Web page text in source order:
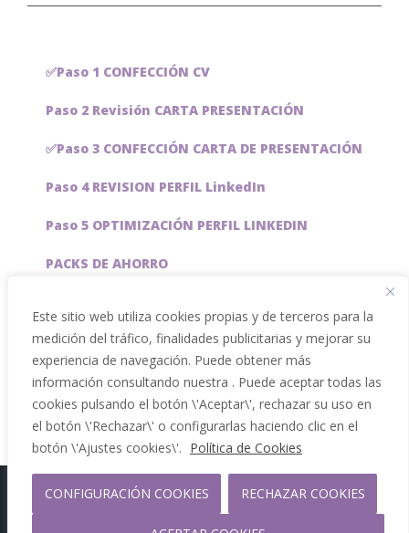
Este sitio web utiliza cookies propias y de terceros para la
medición del tráfico, finalidades publicitarias y mejorar su
experiencia de navegación. Puede obtener más
información consultando nuestra . Puede aceptar todas las
cookies pulsando el botón \'Aceptar\', rechazar su uso en
el botón \'Rechazar\' o configurarlas haciendo clic en el
botón \'Ajustes cookies\'. Política de Cookies
CONFIGURACIÓN COOKIES RECHAZAR COOKIES
✅Paso 1 CONFECCIÓN CV
Paso 2 Revisión CARTA PRESENTACIÓN
✅Paso 3 CONFECCIÓN CARTA DE PRESENTACIÓN
Paso 4 REVISION PERFIL LinkedIn
Paso 5 OPTIMIZACIÓN PERFIL LINKEDIN
PACKS DE AHORRO
Servicios especiales
Copyright 2012 - 2026 |